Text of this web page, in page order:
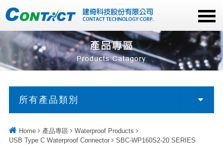
所有產品類別
Home 產品專區
Waterproof Products
USB Type C Waterproof Connector
SBC-WP160S2-20 SERIES